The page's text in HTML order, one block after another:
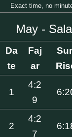
Exact time, no
May -
Da
te
Faj
ar
1
4:2
9
2
4:2
7